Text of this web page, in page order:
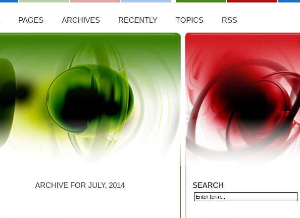
PAGES ARCHIVES RECENTLY TOPICS RSS
ARCHIVE FOR JULY, 2014 SEARCH